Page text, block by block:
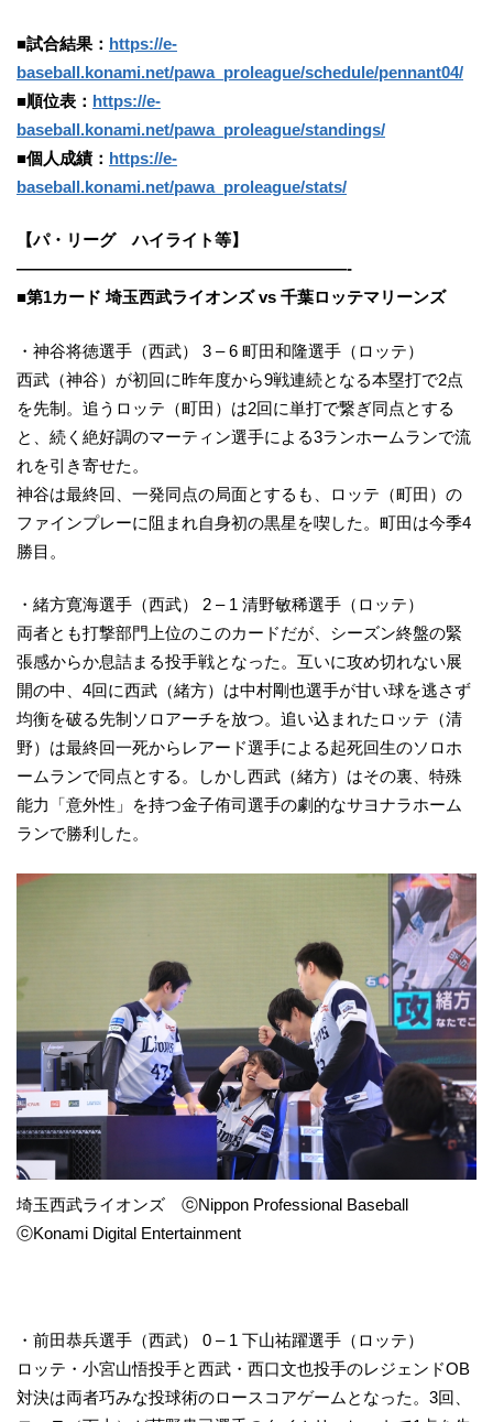
■試合結果： https://e-
baseball.konami.net/pawa_proleague/schedule/pennant04/
■順位表： https://e-
baseball.konami.net/pawa_proleague/standings/
■個人成績： https://e-
baseball.konami.net/pawa_proleague/stats/
【パ・リーグ ハイライト等】
————————————————————-
■第1カード 埼玉西武ライオンズ vs 千葉ロッテマリーンズ
・神谷将徳選手（西武） 3 – 6 町田和隆選手（ロッテ）
西武（神谷）が初回に昨年度から9戦連続となる本塁打で2点
を先制。追うロッテ（町田）は2回に単打で繋ぎ同点とする
と、続く絶好調のマーティン選手による3ランホームランで流
れを引き寄せた。
神谷は最終回、一発同点の局面とするも、ロッテ（町田）の
ファインプレーに阻まれ自身初の黒星を喫した。町田は今季4
勝目。
・緒方寛海選手（西武） 2 – 1 清野敏稀選手（ロッテ）
両者とも打撃部門上位のこのカードだが、シーズン終盤の緊
張感からか息詰まる投手戦となった。互いに攻め切れない展
開の中、4回に西武（緒方）は中村剛也選手が甘い球を逃さず
均衡を破る先制ソロアーチを放つ。追い込まれたロッテ（清
野）は最終回一死からレアード選手による起死回生のソロホ
ームランで同点とする。しかし西武（緒方）はその裏、特殊
能力「意外性」を持つ金子侑司選手の劇的なサヨナラホーム
ランで勝利した。
埼玉西武ライオンズ ⓒNippon Professional Baseball
ⓒKonami Digital Entertainment
・前田恭兵選手（西武） 0 – 1 下山祐躍選手（ロッテ）
ロッテ・小宮山悟投手と西武・西口文也投手のレジェンドOB
対決は両者巧みな投球術のロースコアゲームとなった。3回、